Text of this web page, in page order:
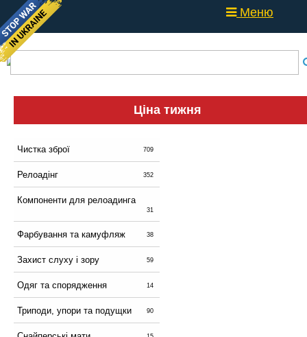
Меню
Ціна тижня
Чистка зброї 709
Релоадінг 352
Компоненти для релоадинга
31
Фарбування та камуфляж 38
Захист слуху і зору 59
Одяг та спорядження 14
Триподи, упори та подущки 90